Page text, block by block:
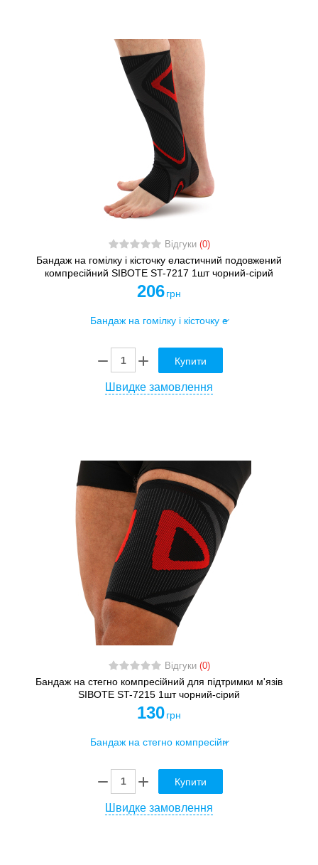
Відгуки (0)
Бандаж на гомілку і кісточку еластичний подовжений
компресійний SIBOTE ST-7217 1шт чорний-сірий
206 грн
Купити
Швидке замовлення
Відгуки (0)
Бандаж на стегно компресійний для підтримки м'язів
SIBOTE ST-7215 1шт чорний-сірий
130 грн
Купити
Швидке замовлення